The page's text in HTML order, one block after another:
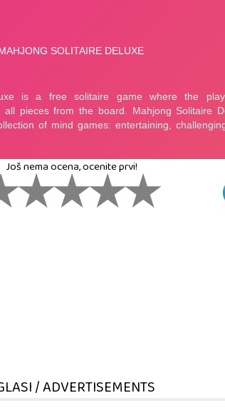
Još nema ocena, ocenite prvi!
/ ADVERTISEMENTS